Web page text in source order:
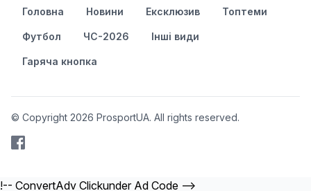
Головна Новини Ексклюзив Топтеми
Футбол ЧС-2026 Інші види
Гаряча кнопка
© Copyright 2026 ProsportUA. All rights reserved.
!-- ConvertAdv Clickunder Ad Code -->